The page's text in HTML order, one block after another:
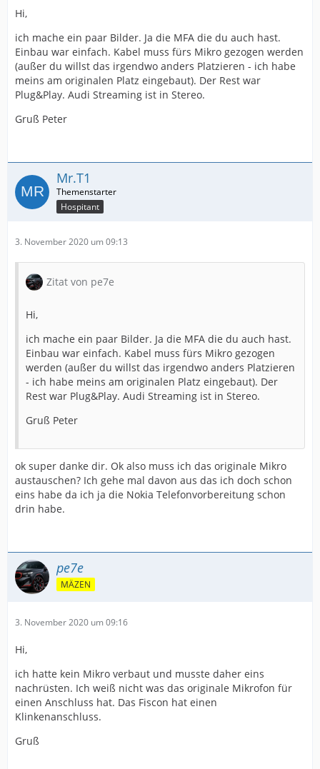
Hi,
ich mache ein paar Bilder. Ja die MFA die du auch hast.
Einbau war einfach. Kabel muss fürs Mikro gezogen werden
(außer du willst das irgendwo anders Platzieren - ich habe
meins am originalen Platz eingebaut). Der Rest war
Plug&Play. Audi Streaming ist in Stereo.
Gruß Peter
Mr.T1
Hospitant
3. November 2020 um 09:13
Zitat von pe7e
Hi,
ich mache ein paar Bilder. Ja die MFA die du auch hast.
Einbau war einfach. Kabel muss fürs Mikro gezogen
werden (außer du willst das irgendwo anders Platzieren
- ich habe meins am originalen Platz eingebaut). Der
Rest war Plug&Play. Audi Streaming ist in Stereo.
Gruß Peter
ok super danke dir. Ok also muss ich das originale Mikro
austauschen? Ich gehe mal davon aus das ich doch schon
eins habe da ich ja die Nokia Telefonvorbereitung schon
drin habe.
pe7e
MÄZEN
3. November 2020 um 09:16
Hi,
ich hatte kein Mikro verbaut und musste daher eins
nachrüsten. Ich weiß nicht was das originale Mikrofon für
einen Anschluss hat. Das Fiscon hat einen
Klinkenanschluss.
Gruß